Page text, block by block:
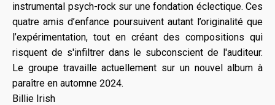
instrumental psych-rock sur une fondation éclectique. Ces
quatre amis d’enfance poursuivent autant l’originalité que
l’expérimentation, tout en créant des compositions qui
risquent de s'infiltrer dans le subconscient de l'auditeur.
Le groupe travaille actuellement sur un nouvel album à
paraître en automne 2024.
Billie Irish